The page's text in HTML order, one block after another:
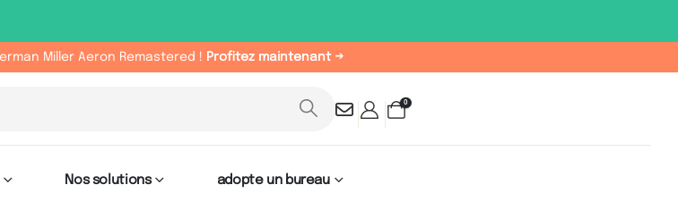
Miller Aeron Remastered ! Profitez maintenant →
0
Nos solutions adopte un bureau